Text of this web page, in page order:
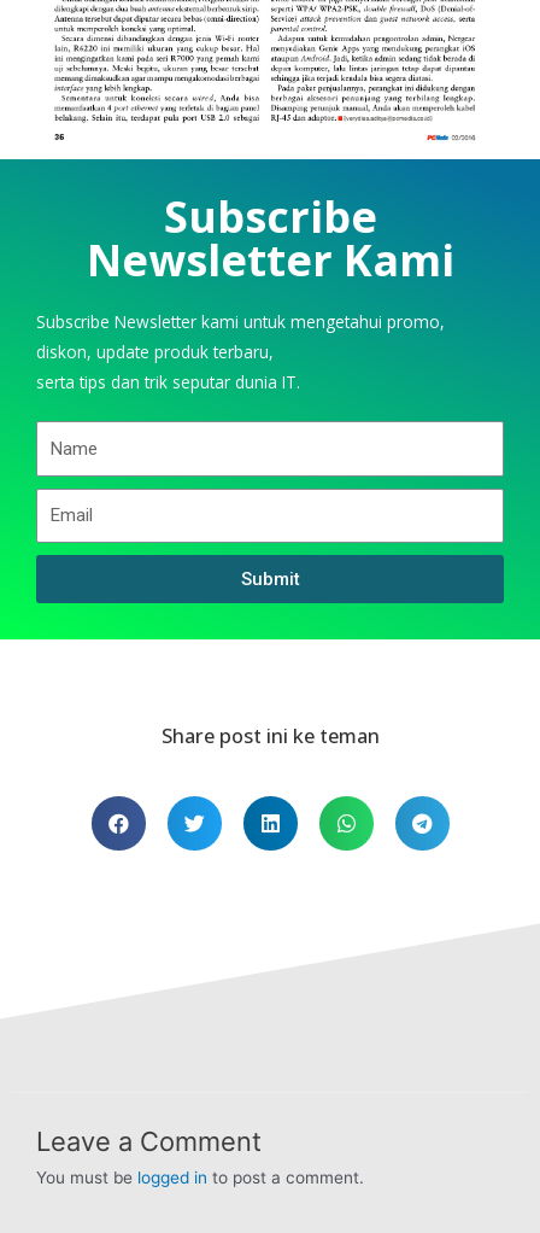
Subscribe
Newsletter Kami
Subscribe Newsletter kami untuk mengetahui promo,
diskon, update produk terbaru,
serta tips dan trik seputar dunia IT.
Submit
Share post ini ke teman
Leave a Comment
You must be logged in to post a comment.